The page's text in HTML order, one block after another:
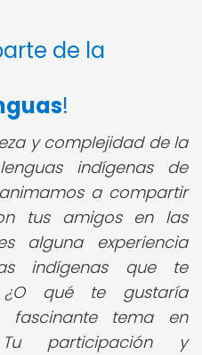
de la
!
y complejidad de la
indígenas de
a compartir
tus amigos en las
alguna experiencia
indígenas que te
¿O qué te gustaría
fascinante tema en
participación y